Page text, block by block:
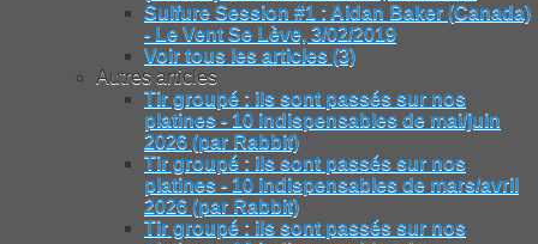
Sulfure Session #1 : Aidan Baker (Canada)
- Le Vent Se Lève, 3/02/2019
Voir tous les articles (3)
Autres articles
Tir groupé : ils sont passés sur nos
platines - 10 indispensables de mai/juin
2026 (par Rabbit)
Tir groupé : ils sont passés sur nos
platines - 10 indispensables de mars/avril
2026 (par Rabbit)
Tir groupé : ils sont passés sur nos